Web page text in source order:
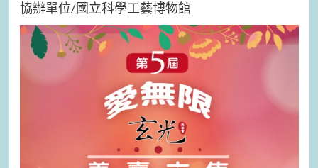
協辦單位/國立科學工藝博物館